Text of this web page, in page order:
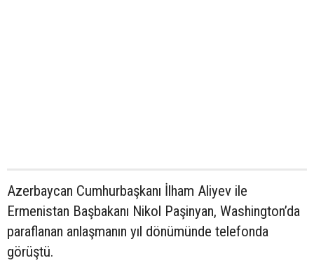
Azerbaycan Cumhurbaşkanı İlham Aliyev ile
Ermenistan Başbakanı Nikol Paşinyan, Washington’da
paraflanan anlaşmanın yıl dönümünde telefonda
görüştü.